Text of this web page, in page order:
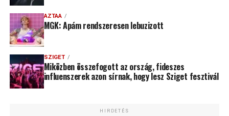
AZTAA
MGK: Apám rendszeresen lebuzizott
SZIGET
Miközben összefogott az ország, fideszes
influenszerek azon sírnak, hogy lesz Sziget fesztivál
HIRDETÉS